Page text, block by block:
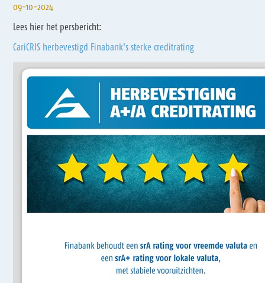
09-10-2024
Lees hier het persbericht:
CariCRIS herbevestigd Finabank's sterke creditrating